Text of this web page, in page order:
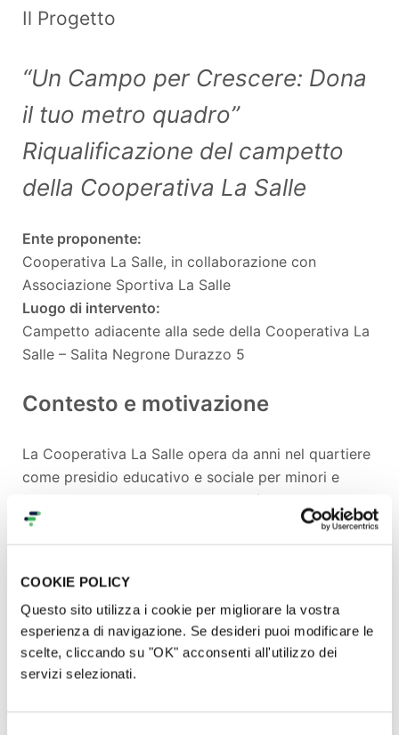
COOKIE POLICY
Questo sito utilizza i cookie per migliorare la vostra
esperienza di navigazione. Se desideri puoi modificare le
scelte, cliccando su "OK" acconsenti all'utilizzo dei
servizi selezionati.
Il Progetto
“Un Campo per Crescere: Dona
il tuo metro quadro”
Riqualificazione del campetto
della Cooperativa La Salle
Ente proponente:
Cooperativa La Salle, in collaborazione con
Associazione Sportiva La Salle
Luogo di intervento:
Campetto adiacente alla sede della Cooperativa La
Salle – Salita Negrone Durazzo 5
Contesto e motivazione
La Cooperativa La Salle opera da anni nel quartiere
come presidio educativo e sociale per minori e
famiglie in situazioni di vulnerabilità. Ogni giorno il
nostro centro di aggregazione accoglie decine di
di gioco e socializzazione.
Accanto alla sede operativa si trova uncampetto
sportivo in erba sintetica , utilizzato
quotidianamente sia dai minori del centro che dai
giovani dell’Associazione Sportiva La Salle